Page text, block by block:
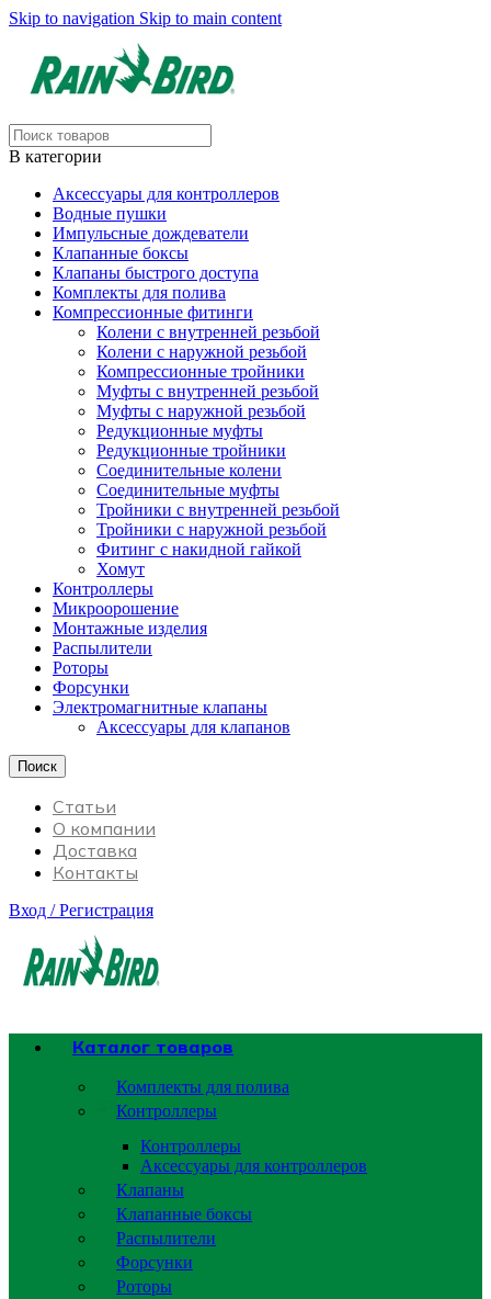
Skip to navigation Skip to main content
В категории
Аксессуары для контроллеров
Водные пушки
Импульсные дождеватели
Клапанные боксы
Клапаны быстрого доступа
Комплекты для полива
Компрессионные фитинги
Колени с внутренней резьбой
Колени с наружной резьбой
Компрессионные тройники
Муфты с внутренней резьбой
Муфты с наружной резьбой
Редукционные муфты
Редукционные тройники
Соединительные колени
Соединительные муфты
Тройники с внутренней резьбой
Тройники с наружной резьбой
Фитинг с накидной гайкой
Хомут
Контроллеры
Микроорошение
Монтажные изделия
Распылители
Роторы
Форсунки
Электромагнитные клапаны
Аксессуары для клапанов
Поиск
Статьи
О компании
Доставка
Контакты
Вход / Регистрация
Каталог товаров
Комплекты для полива
Контроллеры
Контроллеры
Аксессуары для контроллеров
Клапаны
Клапанные боксы
Распылители
Форсунки
Роторы